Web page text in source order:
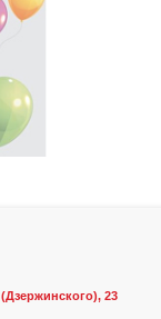
23